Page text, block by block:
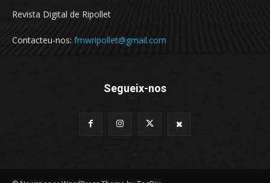
Revista Digital de Ripollet
Contacteu-nos: fmwripollet@gmail.com
Segueix-nos